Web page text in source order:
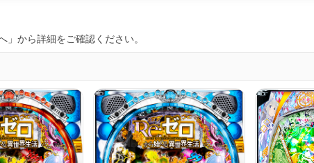
から詳細をご確認ください。